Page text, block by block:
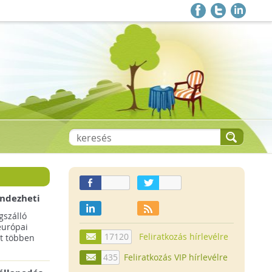
többen
17120
Feliratkozás hírlevélre
435
Feliratkozás VIP hírlevélre